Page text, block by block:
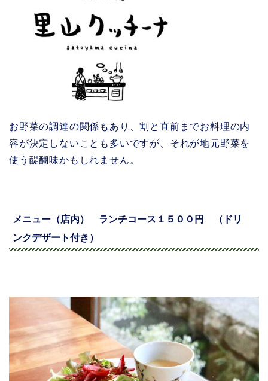
お野菜の調達の関係もあり、割と直前までお料理の内
容が決定しないことも多いですが、それが地元野菜を
使う醍醐味かもしれません。
メニュー（店内） ランチコース１５００円 （ドリ
ンクデザート付き）